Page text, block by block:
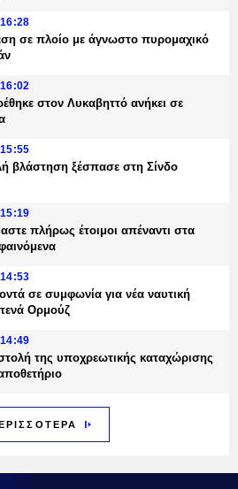
16:28
σε πλοίο με άγνωστο πυρομαχικό
16:02
στον Λυκαβηττό ανήκει σε
15:55
βλάστηση ξέσπασε στη Σίνδο
15:19
πλήρως έτοιμοι απέναντι στα
14:53
σε συμφωνία για νέα ναυτική
Ορμούζ
14:49
της υποχρεωτικής καταχώρισης